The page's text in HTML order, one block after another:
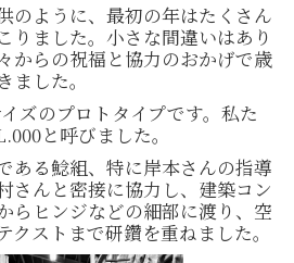
のように、最初の年はたくさん
りました。小さな間違いはあり
からの祝福と協力のおかげで歳
した。
ズのプロトタイプです。私た
と呼びました。
ある鯰組、特に岸本さんの指導
さんと密接に協力し、建築コン
らヒンジなどの細部に渡り、空
クストまで研鑽を重ねました。